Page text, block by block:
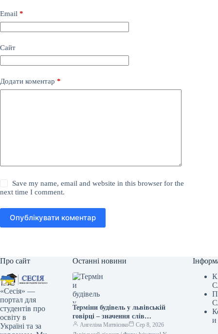
Email *
Сайт
Додати коментар *
Save my name, email and website in this browser for the
next time I comment.
Опублікувати коментар
Про сайт
«Сесія» —
портал для
студентів про
освіту в
Україні та за
Останні новини
Терміни будівель у львівській
говірці – значення слів
“двірець”, “креденс”,
Ангеліна Матвієнко
Сер 8, 2026
и